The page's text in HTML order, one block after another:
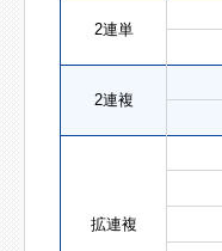
2連単
2連複
拡連複